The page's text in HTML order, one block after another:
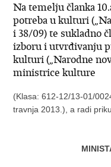
Na temelju članka
potreba u kulturi
i 38/09) te sukladno
izboru i utvrđivanju
kulturi („Narodne
ministrice kulture
(Klasa: 612-12/13-01/
travnja 2013.), a radi